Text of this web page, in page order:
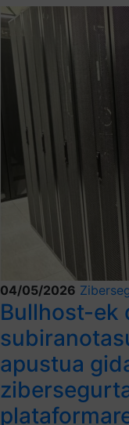
04/05/2026
Bullhost-ek
apustua